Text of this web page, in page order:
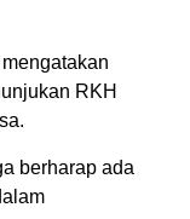
RKH
berharap ada